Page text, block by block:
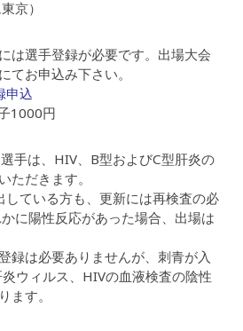
京）
は選手登録が必要です。出場大会
てお申込み下さい。
申込
1000円
手は、HIV、B型およびC型肝炎の
ただきます。
している方も、更新には再検査の必
に陽性反応があった場合、出場は
録は必要ありませんが、刺青が入
ウィルス、HIVの血液検査の陰性
ます。